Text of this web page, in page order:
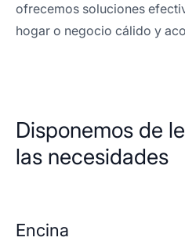
ofrecemos soluciones
hogar o negocio cálido y
Disponemos de
las necesidades
Encina